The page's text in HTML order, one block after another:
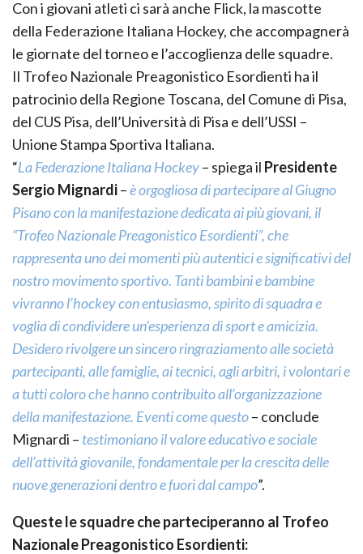
Con i giovani atleti ci sarà anche Flick, la mascotte
della Federazione Italiana Hockey, che accompagnerà
le giornate del torneo e l’accoglienza delle squadre.
Il Trofeo Nazionale Preagonistico Esordienti ha il
patrocinio della Regione Toscana, del Comune di Pisa,
del CUS Pisa, dell’Università di Pisa e dell’USSI –
Unione Stampa Sportiva Italiana.
“La Federazione Italiana Hockey– spiega il Presidente
Sergio Mignardi–è orgogliosa di partecipare al Giugno
Pisano con la manifestazione dedicata ai più giovani, il
“Trofeo Nazionale Preagonistico Esordienti”, che
rappresenta uno dei momenti più autentici e significativi del
nostro movimento sportivo. Tanti bambini e bambine
vivranno l’hockey con entusiasmo, spirito di squadra e
voglia di condividere un’esperienza di sport e amicizia.
Desidero rivolgere un sincero ringraziamento alle società
partecipanti, alle famiglie, ai tecnici, agli arbitri, i volontari e
a tutti coloro che hanno contribuito all’organizzazione
della manifestazione. Eventi come questo– conclude
Mignardi – testimoniano il valore educativo e sociale
dell’attività giovanile, fondamentale per la crescita delle
nuove generazioni dentro e fuori dal campo”.
Queste le squadre che parteciperanno al Trofeo
Nazionale Preagonistico Esordienti: